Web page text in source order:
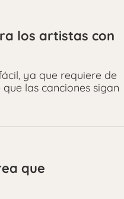
los artistas con
ya que requiere de
las canciones sigan
que